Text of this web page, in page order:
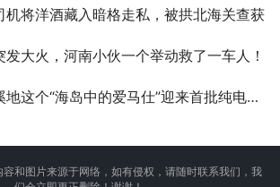
机将洋酒藏入暗格走私，被拱北海关查获
发大火，河南小伙一个举动救了一车人！
这个“海岛中的爱马仕”迎来首批纯电动大巴
和图片来源于网络，如有侵权，请随时联系我们，我